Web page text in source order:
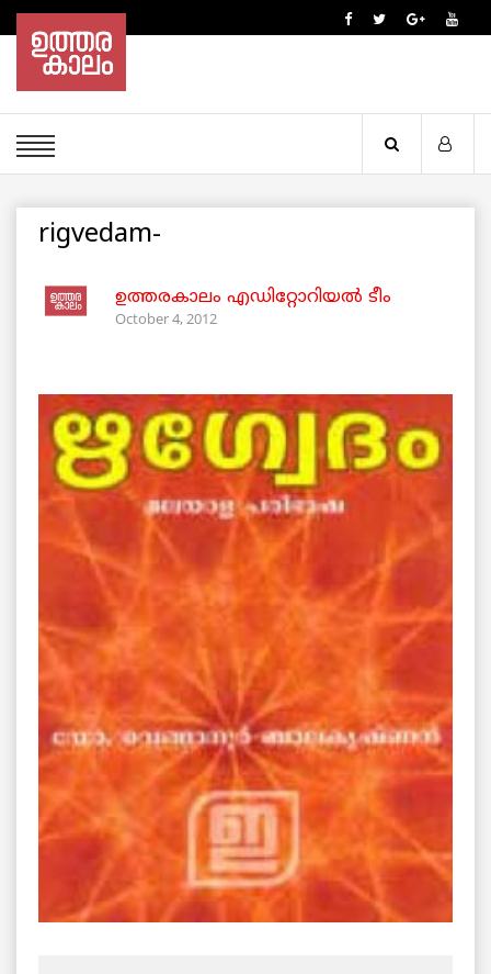
rigvedam-
ഉത്തരകാലം എഡിറ്റോറിയല്‍ ടീം
October 4, 2012